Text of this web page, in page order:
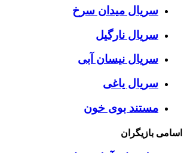
سریال میدان سرخ
سریال نارگیل
سریال نیسان آبی
سریال یاغی
مستند بوی خون
اسامی بازیگران